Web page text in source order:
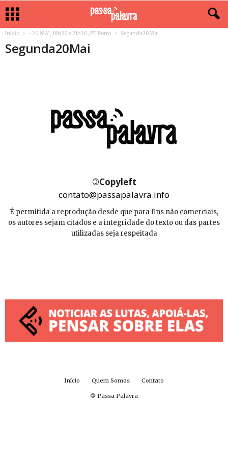
Início • 20 MAI, 18h30 e 21h30, PT Porto Segunda20Mai
Segunda20Mai
©Copyleft
contato@passapalavra.info
É permitida a reprodução desde que para fins não comerciais,
os autores sejam citados e a integridade do texto ou das partes
utilizadas seja respeitada
Início Quem Somos Contato
© Passa Palavra